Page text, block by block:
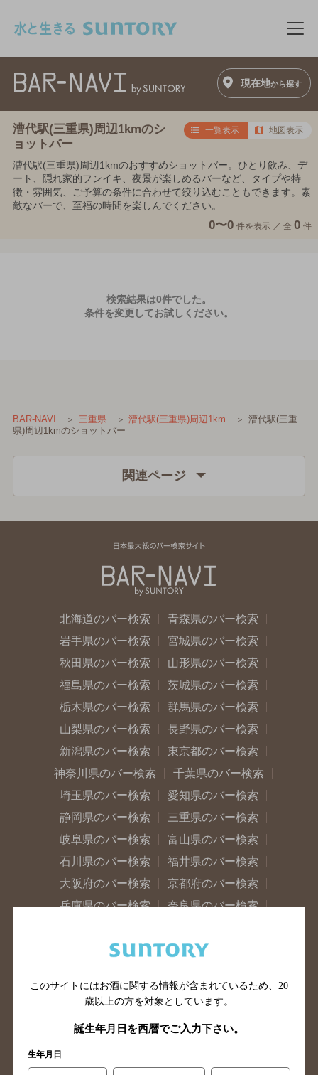
メ
現在地から探す
漕代駅(三重県)周辺1kmのシ
ョットバー
一覧表示 地図表示
漕代駅(三重県)周辺1kmのおすすめショットバー。ひとり飲み、デ
ート、隠れ家的フンイキ、夜景が楽しめるバーなど、タイプや特
徴・雰囲気、ご予算の条件に合わせて絞り込むこともできます。素
敵なバーで、至福の時間を楽しんでください。
0〜0 件を表示 ／ 全 0 件
検索結果は0件でした。
条件を変更してお試しください。
BAR-NAVI 三重県 漕代駅(三重県)周辺1km
漕代駅(三重
県)周辺1kmのショットバー
関連ページ
北海道のバー検索
青森県のバー検索
岩手県のバー検索
宮城県のバー検索
秋田県のバー検索
山形県のバー検索
福島県のバー検索
茨城県のバー検索
栃木県のバー検索
群馬県のバー検索
山梨県のバー検索
長野県のバー検索
新潟県のバー検索
東京都のバー検索
神奈川県のバー検索
千葉県のバー検索
埼玉県のバー検索
愛知県のバー検索
静岡県のバー検索
三重県のバー検索
岐阜県のバー検索
富山県のバー検索
石川県のバー検索
福井県のバー検索
大阪府のバー検索
京都府のバー検索
兵庫県のバー検索
奈良県のバー検索
広島県のバー検索
岡山県のバー検索
島根県のバー検索
徳島県のバー検索
高知県のバー検索
福岡県のバー検索
長崎県のバー検索
このサイトにはお酒に関する情報が含まれているため、 20
歳以上の方を対象としています。
誕生年月日を西暦でご入力下さい。
生年月日